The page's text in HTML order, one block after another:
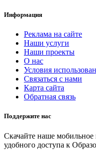
Информация
Реклама на сайте
Наши услуги
Наши проекты
О нас
Условия
Связаться с нами
Карта сайта
Обратная связь
Поддержите нас
Скачайте наше
удобного доступа к